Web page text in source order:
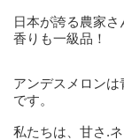
日本が誇る農家
香りも一級品！
アンデスメロン
です。
私たちは、甘さ.